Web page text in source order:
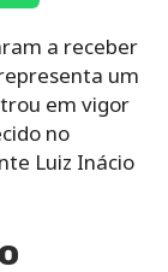
a receber
um
em vigor
no
Luiz Inácio